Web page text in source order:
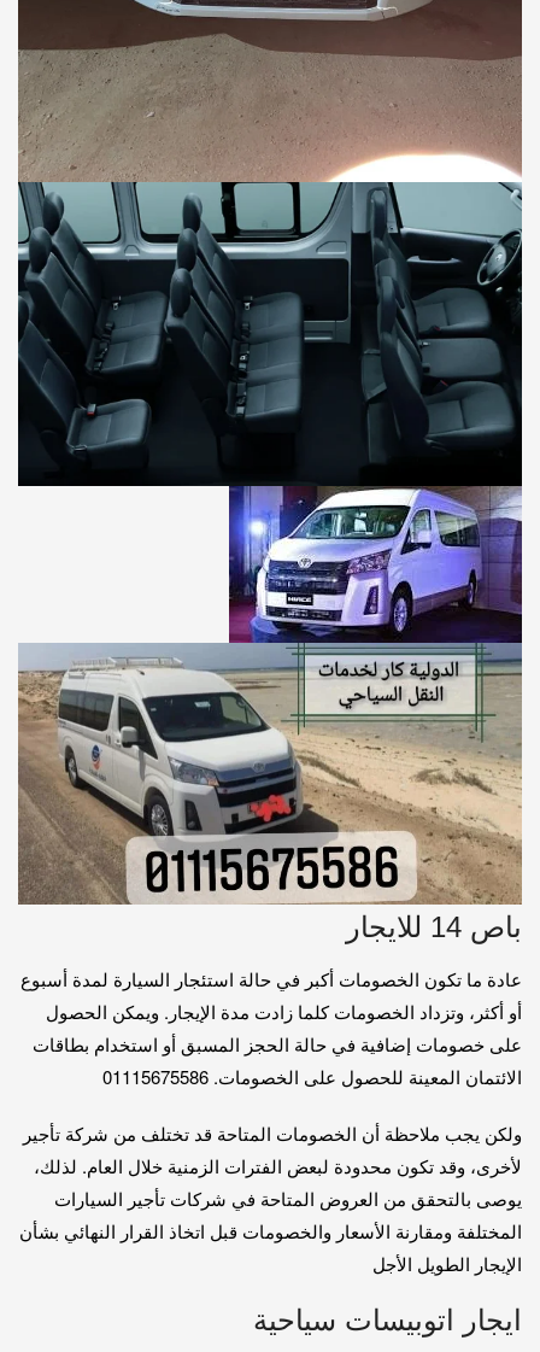
باص 14 للايجار
عادة ما تكون الخصومات أكبر في حالة استئجار السيارة لمدة أسبوع
أو أكثر، وتزداد الخصومات كلما زادت مدة الإيجار. ويمكن الحصول
على خصومات إضافية في حالة الحجز المسبق أو استخدام بطاقات
الائتمان المعينة للحصول على الخصومات. 01115675586
ولكن يجب ملاحظة أن الخصومات المتاحة قد تختلف من شركة تأجير
لأخرى، وقد تكون محدودة لبعض الفترات الزمنية خلال العام. لذلك،
يوصى بالتحقق من العروض المتاحة في شركات تأجير السيارات
المختلفة ومقارنة الأسعار والخصومات قبل اتخاذ القرار النهائي بشأن
الإيجار الطويل الأجل
ايجار اتوبيسات سياحية